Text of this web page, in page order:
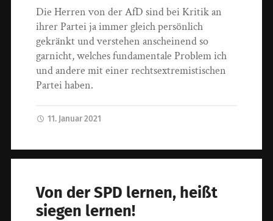
Die Herren von der AfD sind bei Kritik an
ihrer Partei ja immer gleich persönlich
gekränkt und verstehen anscheinend so
garnicht, welches fundamentale Problem ich
und andere mit einer rechtsextremistischen
Partei haben.
11. Januar 2021
Von der SPD lernen, heißt
siegen lernen!